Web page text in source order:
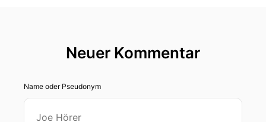
00:00:28: Kai Donato: vielleicht schon verändert
hat, über die
00:00:29: Kai Donato: letzten Folgen Einiges
hier entstanden.
Neuer Kommentar
Name oder Pseudonym